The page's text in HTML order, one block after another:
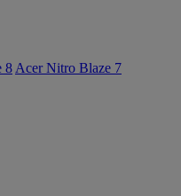
8 Acer Nitro Blaze 7